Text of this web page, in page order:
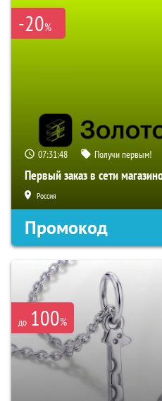
-20%
07:31:47 Получи первым!
Первый заказ в сети
Россия
Промокод
до 100%